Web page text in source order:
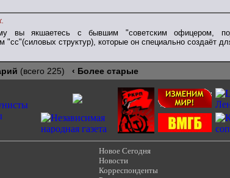
вы якшаетесь с бывшим "советским офицером,
"сс"(силовых структур), которые он специально создаёт
(всего 225) ‹ Более старые
Новое Сегодня
Новости
Корреспонденты